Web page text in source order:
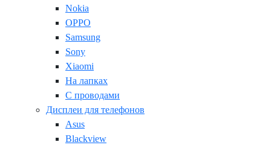
Nokia
OPPO
Samsung
Sony
Xiaomi
На лапках
С проводами
Дисплеи для телефонов
Asus
Blackview